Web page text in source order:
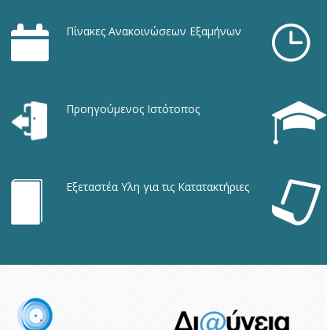
Πίνακες Ανακοινώσεων Εξαμήνων
Προηγούμενος Ιστότοπος
Εξεταστέα Υλη για τις Κατατακτήριες